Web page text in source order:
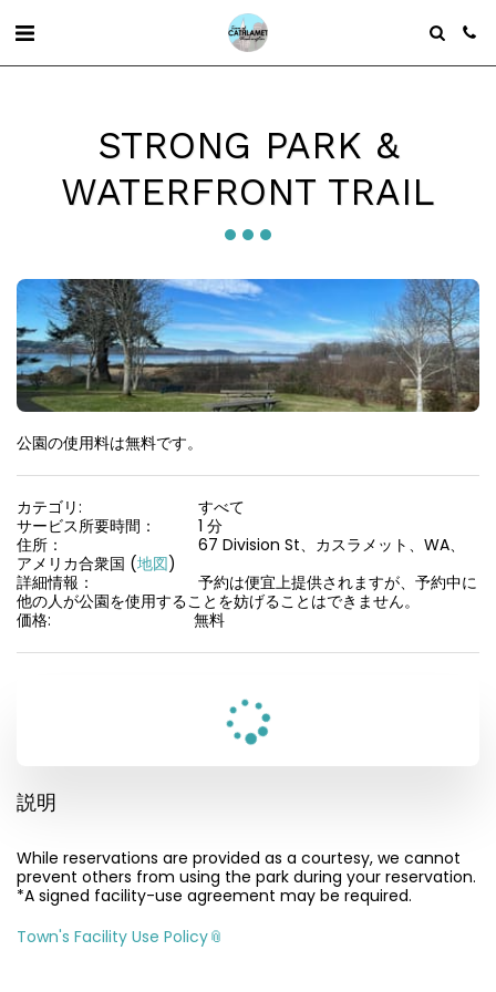
STRONG PARK &
WATERFRONT TRAIL
公園の使用料は無料です。
カテゴリ:
すべて
サービス所要時間：
1 分
住所：
67 Division St、カスラメット、WA、
アメリカ合衆国 (地図)
詳細情報：
予約は便宜上提供されますが、予約中に
他の人が公園を使用することを妨げることはできません。
価格:
無料
説明
While reservations are provided as a courtesy, we cannot
prevent others from using the park during your reservation.
*A signed facility-use agreement may be required.
Town's Facility Use Policy